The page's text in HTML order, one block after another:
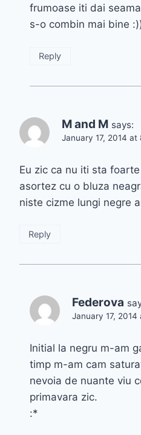
frumoase iti dai
s-o combin mai bine
Reply
M and M says:
January 17, 2014 at
Eu zic ca nu iti sta
asortez cu o bluza
niste cizme lungi negre
Reply
Federova
January 17, 2014
Initial la negru m-am
timp m-am cam
nevoia de nuante viu
primavara zic.
:*